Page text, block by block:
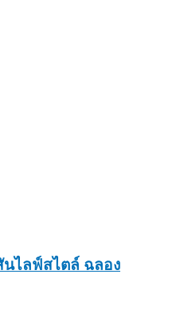
นไลฟ์สไตล์ ฉลอง